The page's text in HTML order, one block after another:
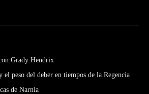
Grady Hendrix
peso del deber en tiempos de la Regencia
de Narnia